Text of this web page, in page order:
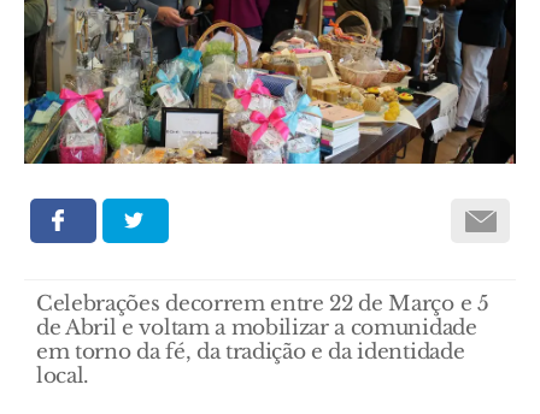
Celebrações decorrem entre 22 de Março e 5
de Abril e voltam a mobilizar a comunidade
em torno da fé, da tradição e da identidade
local.